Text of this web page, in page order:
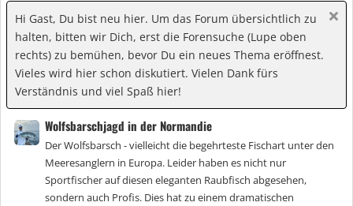
Hi Gast, Du bist neu hier. Um das Forum übersichtlich zu
halten, bitten wir Dich, erst die Forensuche (Lupe oben
rechts) zu bemühen, bevor Du ein neues Thema eröffnest.
Vieles wird hier schon diskutiert. Vielen Dank fürs
Verständnis und viel Spaß hier!
Wolfsbarschjagd in der Normandie
Der Wolfsbarsch - vielleicht die begehrteste Fischart unter den
Meeresanglern in Europa. Leider haben es nicht nur
Sportfischer auf diesen eleganten Raubfisch abgesehen,
sondern auch Profis. Dies hat zu einem dramatischen